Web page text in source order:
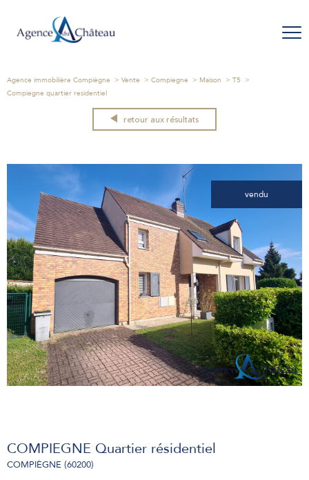
Agence immobilière Compiègne Vente Compiegne Maison
T5
Compiegne quartier residentiel
retour aux résultats
vendu
COMPIEGNE Quartier résidentiel
COMPIÈGNE (60200)